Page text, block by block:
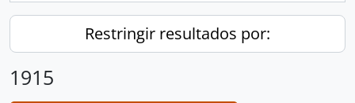
Restringir resultados por:
1915